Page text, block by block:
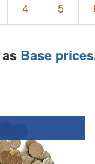
4 5
Base prices